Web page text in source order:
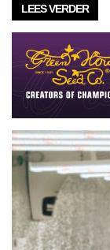
LEES VERDER